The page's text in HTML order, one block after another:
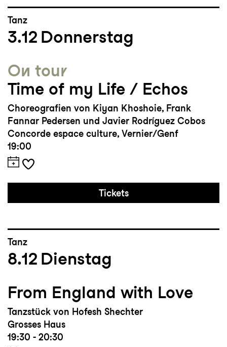
Tanz
3.12 Donnerstag
On tour
Time of my Life / Echos
Choreografien von Kiyan Khoshoie, Frank
Fannar Pedersen und Javier Rodríguez Cobos
Concorde espace culture, Vernier/Genf
19:00
Tickets
Tanz
8.12 Dienstag
From England with Love
Tanzstück von Hofesh Shechter
Grosses Haus
19:30 - 20:30